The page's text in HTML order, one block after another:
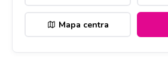
Mapa centra